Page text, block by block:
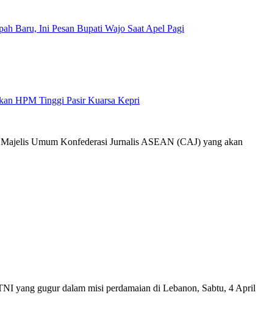
Baru, Ini Pesan Bupati Wajo Saat Apel Pagi
HPM Tinggi Pasir Kuarsa Kepri